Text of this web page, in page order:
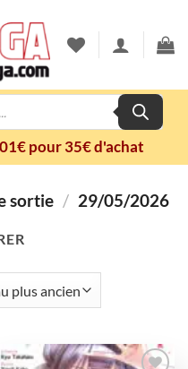
pour 35€ d'achat
sortie / 29/05/2026